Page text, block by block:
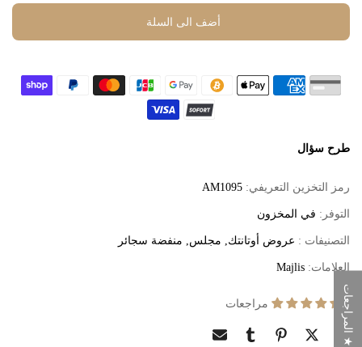
أضف الى السلة
طرح سؤال
رمز التخزين التعريفي: AM1095
التوفر: في المخزون
التصنيفات : عروض أوتانتك مجلس منفضة سجائر
العلامات: Majlis
4 مراجعات
★ المراجعات